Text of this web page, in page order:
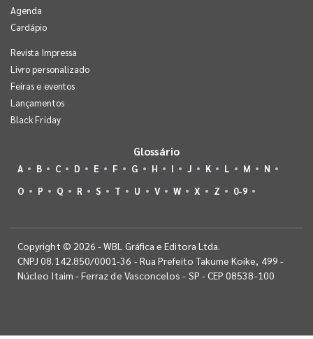
Agenda
Cardápio
Revista Impressa
Livro personalizado
Feiras e eventos
Lançamentos
Black Friday
Glossário
A B C D E F G H I J K L M
N
O
P Q R S T U V W X Z 0-9
Copyright © 2026 - WBL Gráfica e Editora Ltda.
CNPJ 08.142.850/0001-36 - Rua Prefeito Takume Koike, 499 -
Núcleo Itaim - Ferraz de Vasconcelos - SP - CEP 08538-100